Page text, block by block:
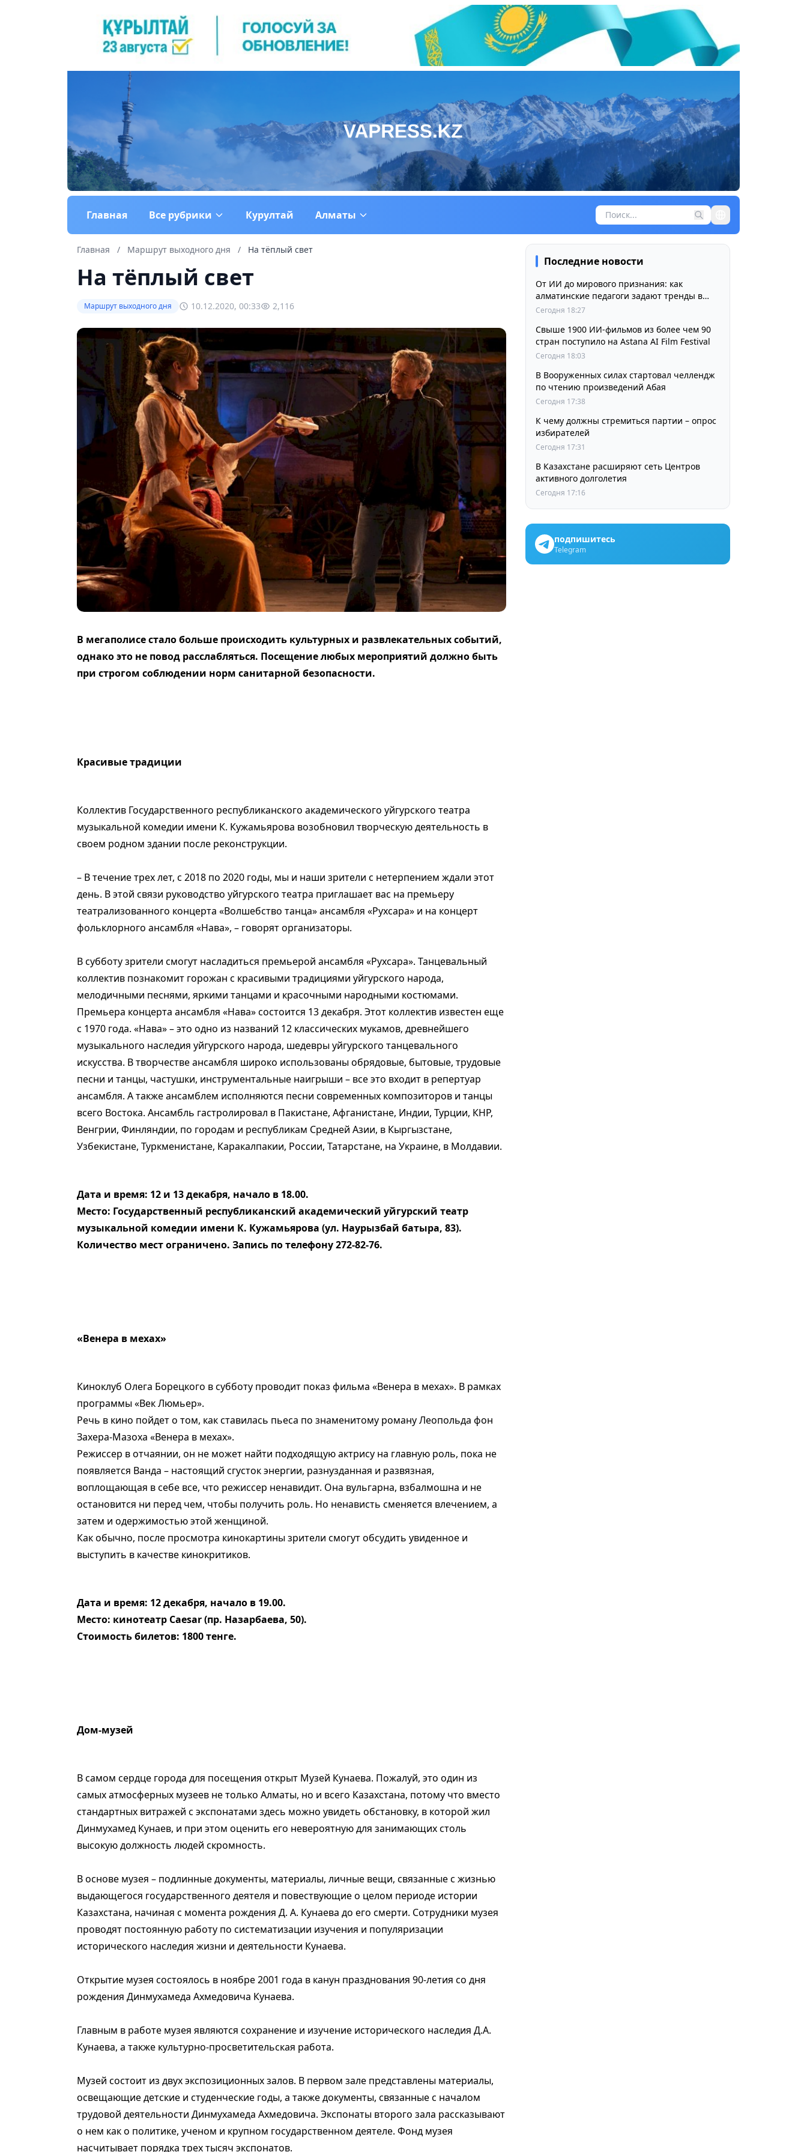
Главная Все рубрики Курултай Алматы
Главная / Маршрут выходного дня / На тёплый свет
На тёплый свет
Маршрут выходного дня 10.12.2020, 00:33 2,116
В мегаполисе стало больше происходить культурных и развлекательных событий,
однако это не повод расслабляться. Посещение любых мероприятий должно быть
при строгом соблюдении норм санитарной безопасности.
Красивые традиции
Коллектив Государственного республиканского академического уйгурского театра
музыкальной комедии имени К. Кужамьярова возобновил творческую деятельность в
своем родном здании после реконструкции.
– В течение трех лет, с 2018 по 2020 годы, мы и наши зрители с нетерпением ждали этот
день. В этой связи руководство уйгурского театра приглашает вас на премьеру
театрализованного концерта «Волшебство танца» ансамбля «Рухсара» и на концерт
фольклорного ансамбля «Нава», – говорят организаторы.
В субботу зрители смогут насладиться премьерой ансамбля «Рухсара». Танцевальный
коллектив познакомит горожан с красивыми традициями уйгурского народа,
мелодичными песнями, яркими танцами и красочными народными костюмами.
Премьера концерта ансамбля «Нава» состоится 13 декабря. Этот коллектив известен еще
с 1970 года. «Нава» – это одно из названий 12 классических мукамов, древнейшего
музыкального наследия уйгурского народа, шедевры уйгурского танцевального
искусства. В творчестве ансамбля широко использованы обрядовые, бытовые, трудовые
песни и танцы, частушки, инструментальные наигрыши – все это входит в репертуар
ансамбля. А также ансамблем исполняются песни современных композиторов и танцы
всего Востока. Ансамбль гастролировал в Пакистане, Афганистане, Индии, Турции, КНР,
Венгрии, Финляндии, по городам и республикам Средней Азии, в Кыргызстане,
Узбекистане, Туркменистане, Каракалпакии, России, Татарстане, на Украине, в Молдавии.
Дата и время: 12 и 13 декабря, начало в 18.00.
Место: Государственный республиканский академический уйгурский театр
музыкальной комедии имени К. Кужамьярова (ул. Наурызбай батыра, 83).
Количество мест ограничено. Запись по телефону 272-82-76.
«Венера в мехах»
Киноклуб Олега Борецкого в субботу проводит показ фильма «Венера в мехах». В рамках
программы «Век Люмьер».
Речь в кино пойдет о том, как ставилась пьеса по знаменитому роману Леопольда фон
Захера-Мазоха «Венера в мехах».
Режиссер в отчаянии, он не может найти подходящую актрису на главную роль, пока не
появляется Ванда – настоящий сгусток энергии, разнузданная и развязная,
воплощающая в себе все, что режиссер ненавидит. Она вульгарна, взбалмошна и не
остановится ни перед чем, чтобы получить роль. Но ненависть сменяется влечением, а
затем и одержимостью этой женщиной.
Как обычно, после просмотра кинокартины зрители смогут обсудить увиденное и
выступить в качестве кинокритиков.
Дата и время: 12 декабря, начало в 19.00.
Место: кинотеатр Caesar (пр. Назарбаева, 50).
Стоимость билетов: 1800 тенге.
Дом-музей
В самом сердце города для посещения открыт Музей Кунаева. Пожалуй, это один из
самых атмосферных музеев не только Алматы, но и всего Казахстана, потому что вместо
стандартных витражей с экспонатами здесь можно увидеть обстановку, в которой жил
Динмухамед Кунаев, и при этом оценить его невероятную для занимающих столь
высокую должность людей скромность.
В основе музея – подлинные документы, материалы, личные вещи, связанные с жизнью
выдающегося государственного деятеля и повествующие о целом периоде истории
Казахстана, начиная с момента рождения Д. А. Кунаева до его смерти. Сотрудники музея
проводят постоянную работу по систематизации изучения и популяризации
исторического наследия жизни и деятельности Кунаева.
Открытие музея состоялось в ноябре 2001 года в канун празднования 90-летия со дня
рождения Динмухамеда Ахмедовича Кунаева.
Главным в работе музея являются сохранение и изучение исторического наследия Д.А.
Кунаева, а также культурно-просветительская работа.
Музей состоит из двух экспозиционных залов. В первом зале представлены материалы,
освещающие детские и студенческие годы, а также документы, связанные с началом
трудовой деятельности Динмухамеда Ахмедовича. Экспонаты второго зала рассказывают
о нем как о политике, ученом и крупном государственном деятеле. Фонд музея
насчитывает порядка трех тысяч экспонатов.
Последние новости
От ИИ до мирового признания: как
алматинские педагоги задают тренды в
изучении языков
Сегодня 18:27
Свыше 1900 ИИ-фильмов из более чем 90
стран поступило на Astana AI Film Festival
Сегодня 18:03
В Вооруженных силах стартовал челлендж
по чтению произведений Абая
Сегодня 17:38
К чему должны стремиться партии – опрос
избирателей
Сегодня 17:31
В Казахстане расширяют сеть Центров
активного долголетия
Сегодня 17:16
подпишитесь
Telegram